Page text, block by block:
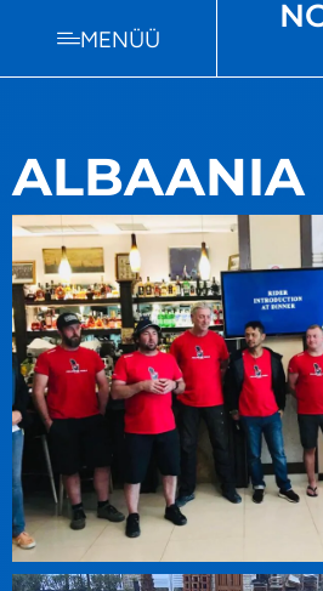
MENÜÜ
ALBAANIA